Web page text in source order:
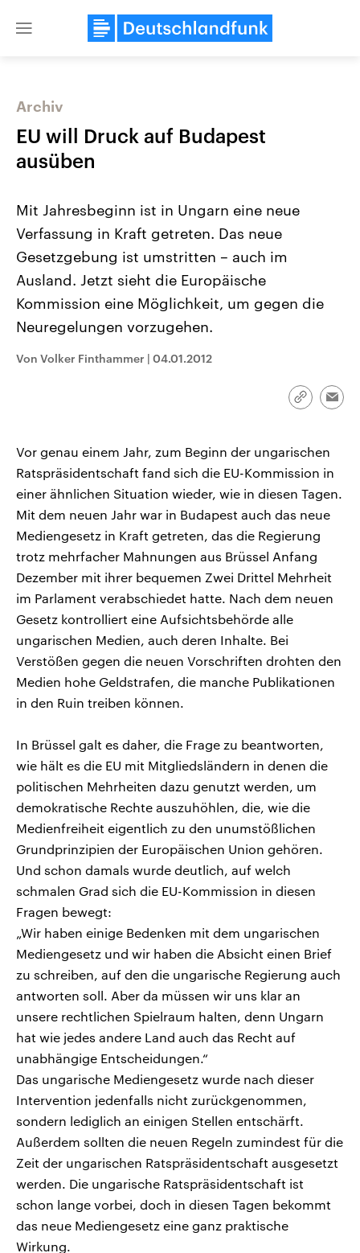
Close
Landtagswahl Sachsen-Anhalt
Alle Informationen
Sachsen-Anhalt wählt am 6.
September 2026 einen neuen
Bundesland von einer Koalition aus
USA
Hintergründe
Audio-Archiv
Archiv
EU will Druck auf Budapest
ausüben
Mit Jahresbeginn ist in Ungarn eine neue
Verfassung in Kraft getreten. Das neue
Gesetzgebung ist umstritten – auch im
Ausland. Jetzt sieht die Europäische
Kommission eine Möglichkeit, um gegen die
Neuregelungen vorzugehen.
Von Volker Finthammer | 04.01.2012
Link
Vor genau einem Jahr, zum Beginn der ungarischen
Ratspräsidentschaft fand sich die EU-Kommission in
einer ähnlichen Situation wieder, wie in diesen Tagen.
Mit dem neuen Jahr war in Budapest auch das neue
Mediengesetz in Kraft getreten, das die Regierung
trotz mehrfacher Mahnungen aus Brüssel Anfang
Dezember mit ihrer bequemen Zwei Drittel Mehrheit
im Parlament verabschiedet hatte. Nach dem neuen
Gesetz kontrolliert eine Aufsichtsbehörde alle
ungarischen Medien, auch deren Inhalte. Bei
Verstößen gegen die neuen Vorschriften drohten den
Medien hohe Geldstrafen, die manche Publikationen
in den Ruin treiben können.
In Brüssel galt es daher, die Frage zu beantworten,
wie hält es die EU mit Mitgliedsländern in denen die
politischen Mehrheiten dazu genutzt werden, um
demokratische Rechte auszuhöhlen, die, wie die
Medienfreiheit eigentlich zu den unumstößlichen
Grundprinzipien der Europäischen Union gehören.
Und schon damals wurde deutlich, auf welch
schmalen Grad sich die EU-Kommission in diesen
Fragen bewegt:
„Wir haben einige Bedenken mit dem ungarischen
Mediengesetz und wir haben die Absicht einen Brief
zu schreiben, auf den die ungarische Regierung auch
antworten soll. Aber da müssen wir uns klar an
unsere rechtlichen Spielraum halten, denn Ungarn
hat wie jedes andere Land auch das Recht auf
unabhängige Entscheidungen.“
Das ungarische Mediengesetz wurde nach dieser
Intervention jedenfalls nicht zurückgenommen,
sondern lediglich an einigen Stellen entschärft.
Außerdem sollten die neuen Regeln zumindest für die
Zeit der ungarischen Ratspräsidentschaft ausgesetzt
werden. Die ungarische Ratspräsidentschaft ist
schon lange vorbei, doch in diesen Tagen bekommt
das neue Mediengesetz eine ganz praktische
Wirkung.